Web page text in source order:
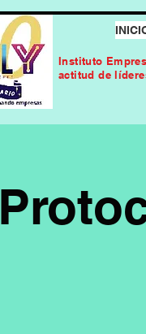
Instituto
actitud de